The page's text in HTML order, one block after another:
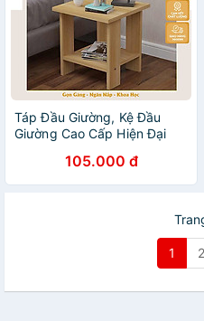
Táp Đầu Giường, Kệ Đầu
Giường Cao Cấp Hiện Đại
Trí Phòng Ngủ, Phủ Melamin
Chống Xước, Chống Nước,
105.000 đ
1 2